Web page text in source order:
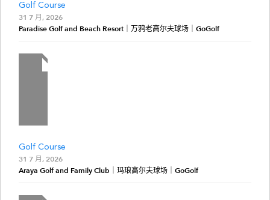
Golf Course
31 7 月, 2026
Paradise Golf and Beach Resort｜万鸦老高尔夫球场｜GoGolf
Golf Course
31 7 月, 2026
Araya Golf and Family Club｜玛琅高尔夫球场｜GoGolf